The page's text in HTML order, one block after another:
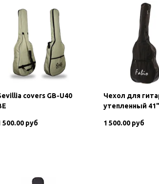
covers GB-U40
500.00 руб
Чехол для
утепленный
1 500.00 руб